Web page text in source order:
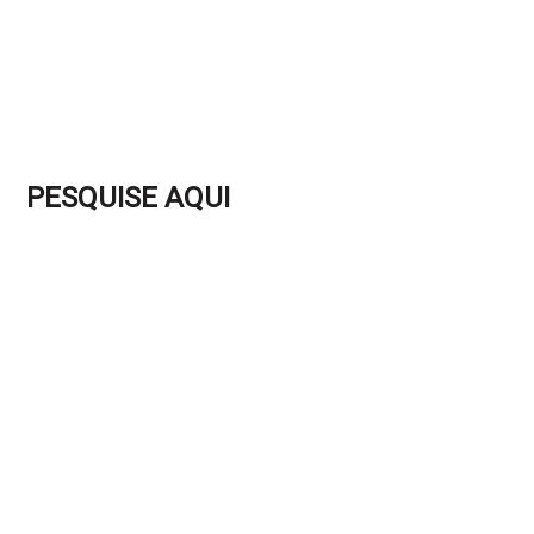
PESQUISE AQUI